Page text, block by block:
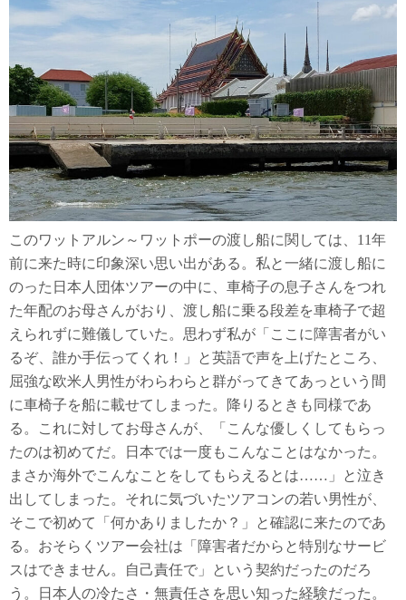
このワットアルン～ワットポーの渡し船に関しては、11年
前に来た時に印象深い思い出がある。私と一緒に渡し船に
のった日本人団体ツアーの中に、車椅子の息子さんをつれ
た年配のお母さんがおり、渡し船に乗る段差を車椅子で超
えられずに難儀していた。思わず私が「ここに障害者がい
るぞ、誰か手伝ってくれ！」と英語で声を上げたところ、
屈強な欧米人男性がわらわらと群がってきてあっという間
に車椅子を船に載せてしまった。降りるときも同様であ
る。これに対してお母さんが、「こんな優しくしてもらっ
たのは初めてだ。日本では一度もこんなことはなかった。
まさか海外でこんなことをしてもらえるとは……」と泣き
出してしまった。それに気づいたツアコンの若い男性が、
そこで初めて「何かありましたか？」と確認に来たのであ
る。おそらくツアー会社は「障害者だからと特別なサービ
スはできません。自己責任で」という契約だったのだろ
う。日本人の冷たさ・無責任さを思い知った経験だった。